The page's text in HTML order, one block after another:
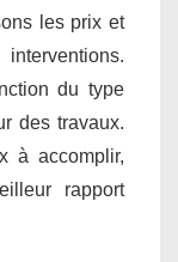
les prix et
du type
des travaux.
à accomplir,
rapport